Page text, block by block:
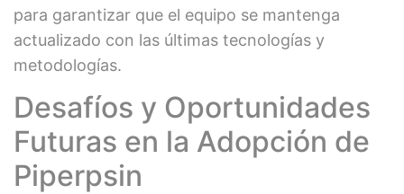
para garantizar que el equipo se mantenga
actualizado con las últimas tecnologías y
metodologías.
Desafíos y Oportunidades
Futuras en la Adopción de
Piperpsin